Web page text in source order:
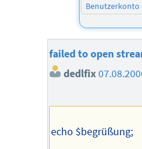
Benutzerkonto
failed to open
dedlfix
echo $begrüßung;